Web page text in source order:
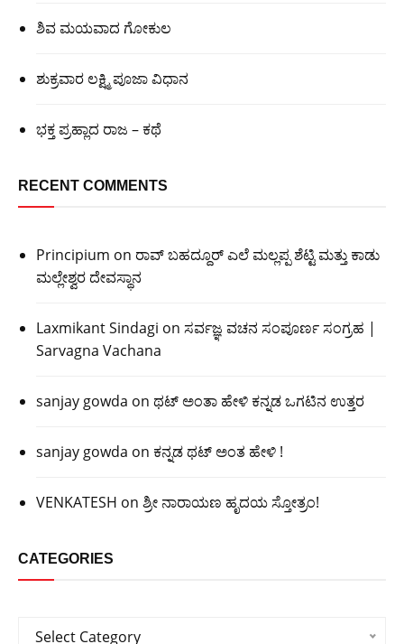
ಶಿವ ಮಯವಾದ ಗೋಕುಲ
ಶುಕ್ರವಾರ ಲಕ್ಷ್ಮಿ ಪೂಜಾ ವಿಧಾನ
ಭಕ್ತ ಪ್ರಹ್ಲಾದ ರಾಜ – ಕಥೆ
RECENT COMMENTS
Principium on ರಾವ್ ಬಹದ್ದೂರ್ ಎಲೆ ಮಲ್ಲಪ್ಪ ಶೆಟ್ಟಿ ಮತ್ತು ಕಾಡು
ಮಲ್ಲೇಶ್ವರ ದೇವಸ್ಥಾನ
Laxmikant Sindagi on ಸರ್ವಜ್ಞ ವಚನ ಸಂಪೂರ್ಣ ಸಂಗ್ರಹ |
Sarvagna Vachana
sanjay gowda on ಥಟ್ ಅಂತಾ ಹೇಳಿ ಕನ್ನಡ ಒಗಟಿನ ಉತ್ತರ
sanjay gowda on ಕನ್ನಡ ಥಟ್ ಅಂತ ಹೇಳಿ !
VENKATESH on ಶ್ರೀ ನಾರಾಯಣ ಹೃದಯ ಸ್ತೋತ್ರಂ!
CATEGORIES
Categories
Select Category